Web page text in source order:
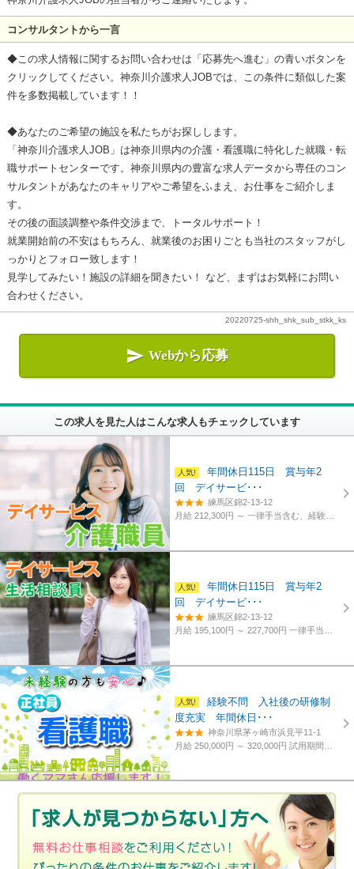
コンサルタントから一言
◆この求人情報に関するお問い合わせは「応募先へ進む」の青いボタンを
クリックしてください。神奈川介護求人JOBでは、この条件に類似した案
件を多数掲載しています！！
◆あなたのご希望の施設を私たちがお探しします。
「神奈川介護求人JOB」は神奈川県内の介護・看護職に特化した就職・転
職サポートセンターです。神奈川県内の豊富な求人データから専任のコン
サルタントがあなたのキャリアやご希望をふまえ、お仕事をご紹介しま
す。
その後の面談調整や条件交渉まで、トータルサポート！
就業開始前の不安はもちろん、就業後のお困りごとも当社のスタッフがし
っかりとフォロー致します！
見学してみたい！施設の詳細を聞きたい！ など、まずはお気軽にお問い
合わせください。
20220725-shh_shk_sub_stkk_ks
 Webから応募
この求人を見た人はこんな求人もチェックしています
年間休日115日 賞与年2
回 デイサービ･･･
練馬区錦2-13-12
月給 212,300円 ～一律手当含む、経験・資格考慮
年間休日115日 賞与年2
回 デイサービ･･･
練馬区錦2-13-12
月給 195,100円 ～ 227,700円一律手当含む、経験・資格考慮
経験不問 入社後の研修制
度充実 年間休日･･･
神奈川県茅ヶ崎市浜見平11-1
月給 250,000円 ～ 320,000円試用期間あり。3カ月～4カ月。